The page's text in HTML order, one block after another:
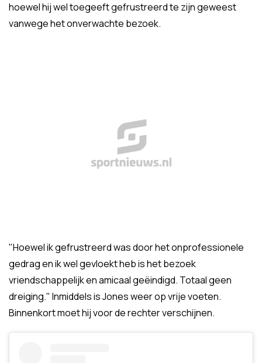
hoewel hij wel toegeeft gefrustreerd te zijn geweest
vanwege het onverwachte bezoek.
"Hoewel ik gefrustreerd was door het onprofessionele
gedrag en ik wel gevloekt heb is het bezoek
vriendschappelijk en amicaal geëindigd. Totaal geen
dreiging." Inmiddels is Jones weer op vrije voeten.
Binnenkort moet hij voor de rechter verschijnen.